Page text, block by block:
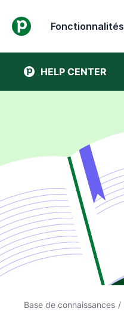
Fonctionnalités
HELP CENTER
Base de connaissances /